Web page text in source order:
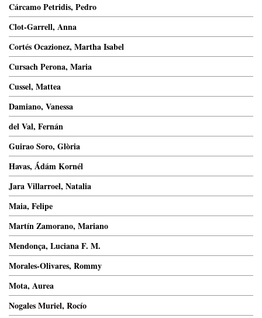
Cárcamo Petridis, Pedro
Clot-Garrell, Anna
Cortés Ocazionez, Martha Isabel
Cursach Perona, Maria
Cussel, Mattea
Damiano, Vanessa
del Val, Fernán
Guirao Soro, Glòria
Havas, Ádám Kornél
Jara Villarroel, Natalia
Maia, Felipe
Martín Zamorano, Mariano
Mendonça, Luciana F. M.
Morales-Olivares, Rommy
Mota, Aurea
Nogales Muriel, Rocío